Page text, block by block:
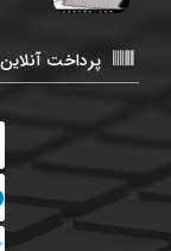
پرداخت آنلاین